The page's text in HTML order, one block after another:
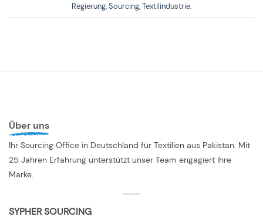
Regierung,Sourcing,Textilindustrie.
Über uns
Ihr Sourcing Office in Deutschland für Textilien aus Pakistan. Mit
25 Jahren Erfahrung unterstützt unser Team engagiert Ihre
Marke.
SYPHER SOURCING